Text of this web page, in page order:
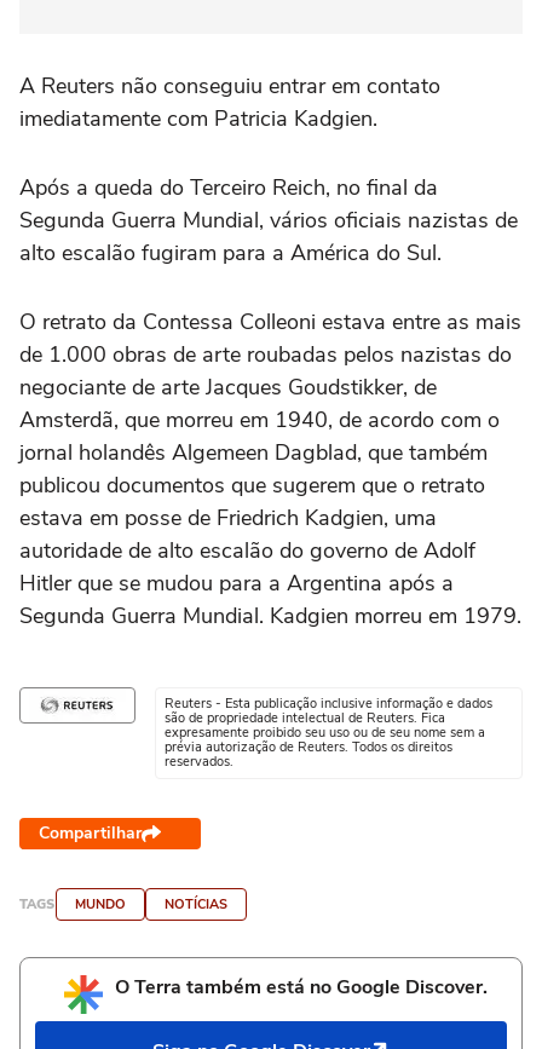
A Reuters não conseguiu entrar em contato
imediatamente com Patricia Kadgien.
Após a queda do Terceiro Reich, no final da
Segunda Guerra Mundial, vários oficiais nazistas de
alto escalão fugiram para a América do Sul.
O retrato da Contessa Colleoni estava entre as mais
de 1.000 obras de arte roubadas pelos nazistas do
negociante de arte Jacques Goudstikker, de
Amsterdã, que morreu em 1940, de acordo com o
jornal holandês Algemeen Dagblad, que também
publicou documentos que sugerem que o retrato
estava em posse de Friedrich Kadgien, uma
autoridade de alto escalão do governo de Adolf
Hitler que se mudou para a Argentina após a
Segunda Guerra Mundial. Kadgien morreu em 1979.
Reuters - Esta publicação inclusive informação e dados
são de propriedade intelectual de Reuters. Fica
expresamente proibido seu uso ou de seu nome sem a
prévia autorização de Reuters. Todos os direitos
reservados.
Compartilhar
TAGS MUNDO NOTÍCIAS
O Terra também está no Google Discover.